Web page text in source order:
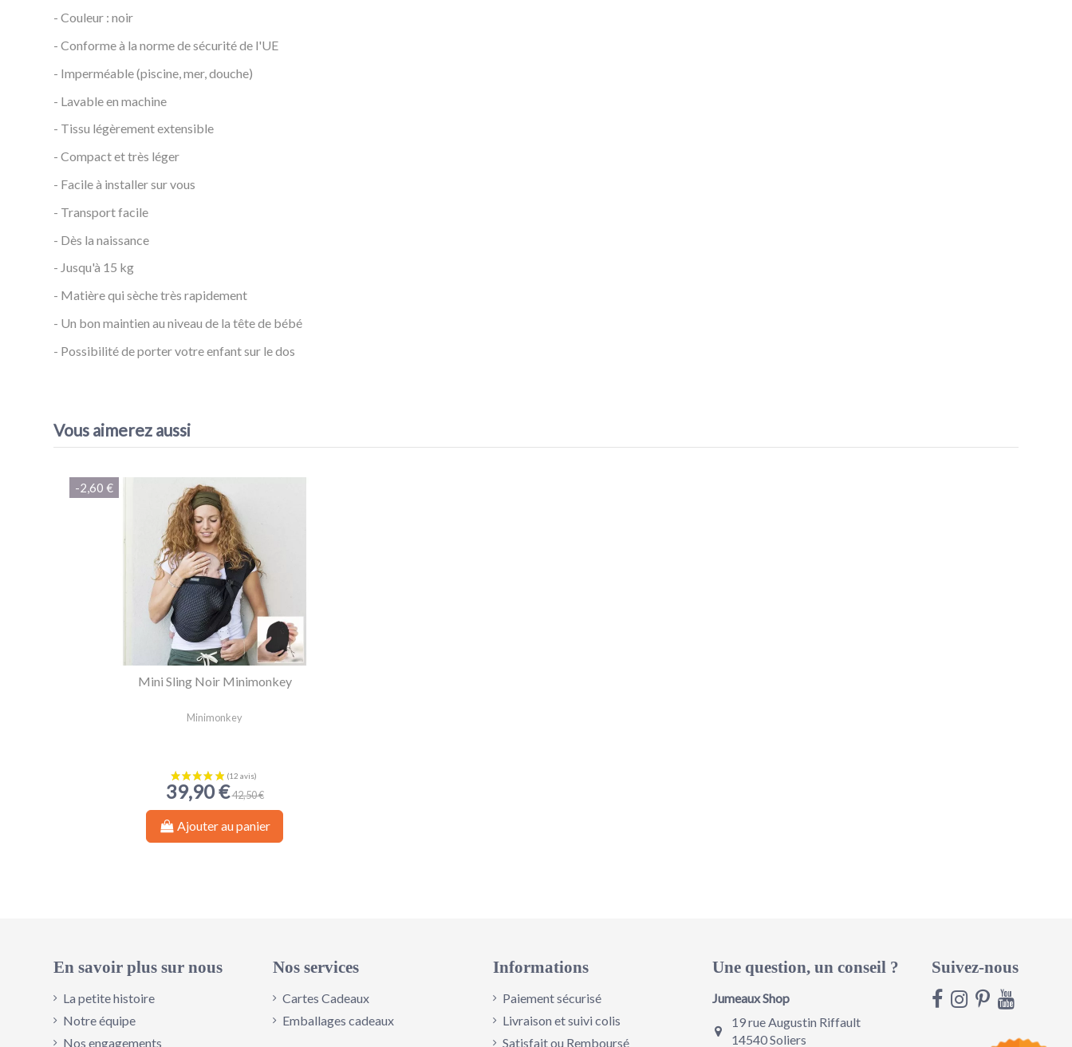
- Couleur : noir
- Conforme à la norme de sécurité de l'UE
- Imperméable (piscine, mer, douche)
- Lavable en machine
- Tissu légèrement extensible
- Compact et très léger
- Facile à installer sur vous
- Transport facile
- Dès la naissance
- Jusqu'à 15 kg
- Matière qui sèche très rapidement
- Un bon maintien au niveau de la tête de bébé
- Possibilité de porter votre enfant sur le dos
Vous aimerez aussi
-2,60 €
Mini Sling Noir Minimonkey
Minimonkey
39,90 €42,50 €
Ajouter au panier
En savoir plus sur nous
La petite histoire
Notre équipe
Nos engagements
Nos services
Cartes Cadeaux
Emballages cadeaux
Informations
Paiement sécurisé
Livraison et suivi colis
Satisfait ou Remboursé
Une question, un conseil ?
Jumeaux Shop
19 rue Augustin Riffault
14540 Soliers
Suivez-nous